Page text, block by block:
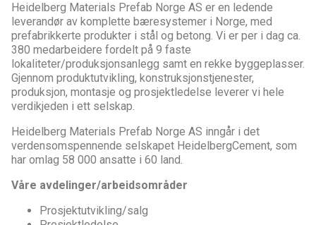
Heidelberg Materials Prefab Norge AS er en ledende
leverandør av komplette bæresystemer i Norge, med
prefabrikkerte produkter i stål og betong. Vi er per i dag ca.
380 medarbeidere fordelt på 9 faste
lokaliteter/produksjonsanlegg samt en rekke byggeplasser.
Gjennom produktutvikling, konstruksjonstjenester,
produksjon, montasje og prosjektledelse leverer vi hele
verdikjeden i ett selskap.
Heidelberg Materials Prefab Norge AS inngår i det
verdensomspennende selskapet HeidelbergCement, som
har omlag 58 000 ansatte i 60 land.
Våre avdelinger/arbeidsområder
Prosjektutvikling/salg